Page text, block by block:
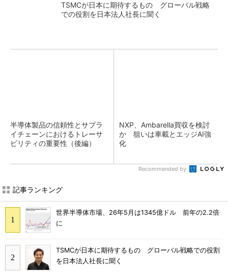
TSMCが日本に期待するもの グローバル戦略
での役割を日本法人社長に聞く
半導体製品の信頼性とサプラ
イチェーンにおけるトレーサ
ビリティの重要性（後編）
NXP、Ambarella買収を検討
か 狙いは車載とエッジAI強
化
Recommended by
記事ランキング
世界半導体市場、26年5月は1345億ドル 前年の2.2倍
に
TSMCが日本に期待するもの グローバル戦略での役割
を日本法人社長に聞く